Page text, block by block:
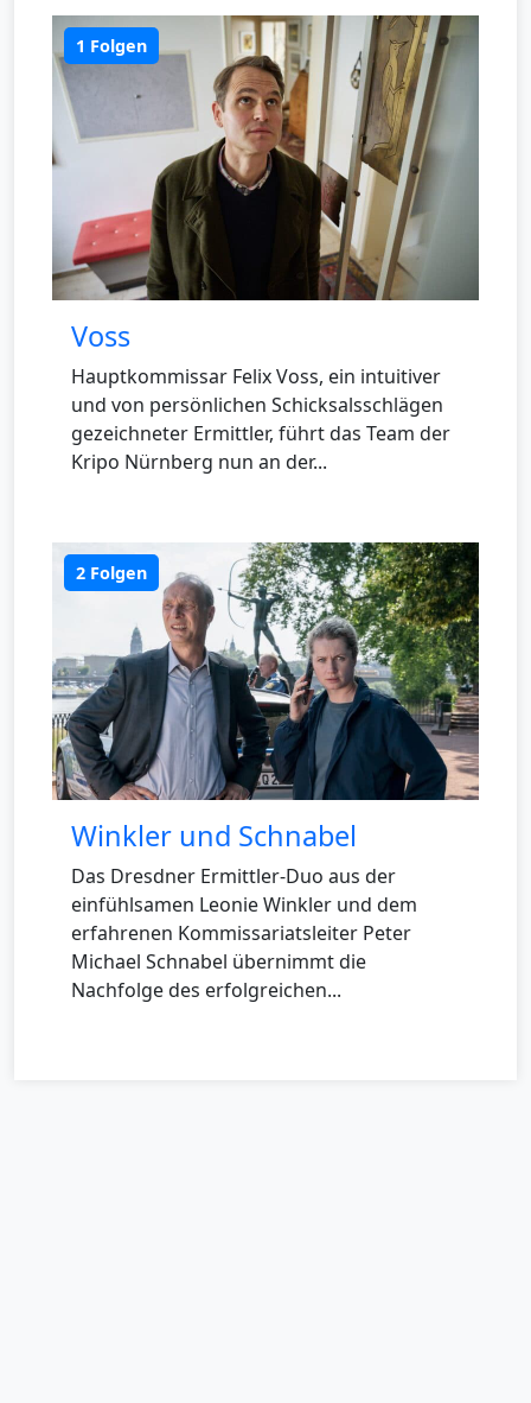
1 Folgen
Voss
Hauptkommissar Felix Voss, ein intuitiver
und von persönlichen Schicksalsschlägen
gezeichneter Ermittler, führt das Team der
Kripo Nürnberg nun an der...
2 Folgen
Winkler und Schnabel
Das Dresdner Ermittler-Duo aus der
einfühlsamen Leonie Winkler und dem
erfahrenen Kommissariatsleiter Peter
Michael Schnabel übernimmt die
Nachfolge des erfolgreichen...